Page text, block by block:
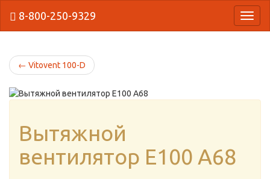
8-800-250-9329
← Vitovent 100-D
Вытяжной
вентилятор E100 A68